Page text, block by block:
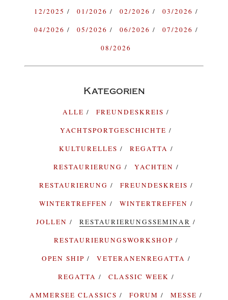
12/2025
01/2026 02/2026
03/2026
04/2026
05/2026 06/2026
07/2026
08/2026
Kategorien
ALLE
FREUNDESKREIS
YACHTSPORTGESCHICHTE
KULTURELLES
REGATTA
RESTAURIERUNG
YACHTEN
RESTAURIERUNG
FREUNDESKREIS
WINTERTREFFEN
WINTERTREFFEN
JOLLEN
RESTAURIERUNGSSEMINAR
RESTAURIERUNGSWORKSHOP
OPEN SHIP
VETERANENREGATTA
REGATTA
CLASSIC WEEK
AMMERSEE CLASSICS
FORUM
MESSE